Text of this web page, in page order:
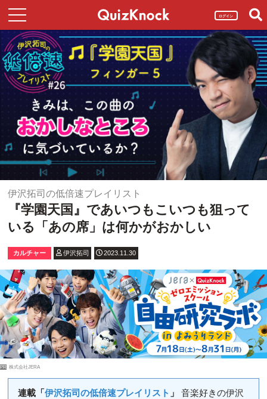
ログイン
伊沢拓司の低倍速プレイリスト
『学園天国』であいつもこいつも狙って
いる「あの席」は何かがおかしい
カルチャー 伊沢拓司 2023.11.30
PR 株式会社JERA
連載「伊沢拓司の低倍速プレイリスト 」
音楽好きの伊沢